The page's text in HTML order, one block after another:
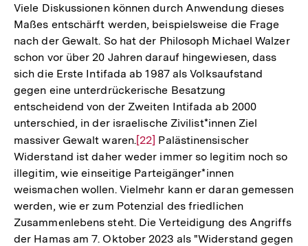
Viele Diskussionen können durch Anwendung dieses
Maßes entschärft werden, beispielsweise die Frage
nach der Gewalt. So hat der Philosoph Michael Walzer
schon vor über 20 Jahren darauf hingewiesen, dass
sich die Erste Intifada ab 1987 als Volksaufstand
gegen eine unterdrückerische Besatzung
entscheidend von der Zweiten Intifada ab 2000
unterschied, in der israelische Zivilist*innen Ziel
massiver Gewalt waren.Zur
Auflösung
der
Fußnote
[22] Palästinensischer
Widerstand ist daher weder immer so legitim noch so
illegitim, wie einseitige Parteigänger*innen
weismachen wollen. Vielmehr kann er daran gemessen
werden, wie er zum Potenzial des friedlichen
Zusammenlebens steht. Die Verteidigung des Angriffs
der Hamas am 7. Oktober 2023 als "Widerstand gegen